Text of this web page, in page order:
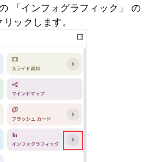
「インフォグラフィック」 の
ックします。